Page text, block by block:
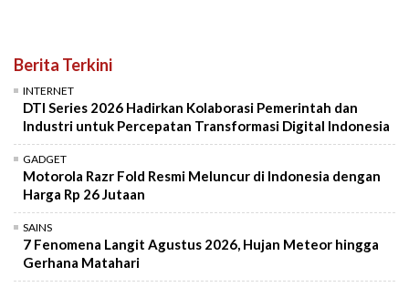
Berita Terkini
INTERNET
DTI Series 2026 Hadirkan Kolaborasi Pemerintah dan
Industri untuk Percepatan Transformasi Digital Indonesia
GADGET
Motorola Razr Fold Resmi Meluncur di Indonesia dengan
Harga Rp 26 Jutaan
SAINS
7 Fenomena Langit Agustus 2026, Hujan Meteor hingga
Gerhana Matahari